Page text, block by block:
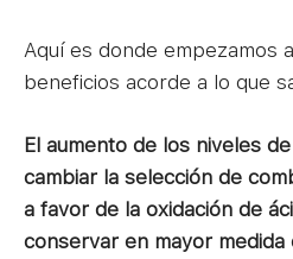
Aquí es donde empezamos
beneficios acorde a lo que
El aumento de los niveles
cambiar la selección de
a favor de la oxidación de
conservar en mayor medida